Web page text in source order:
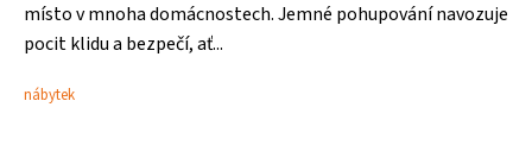
místo v mnoha domácnostech. Jemné pohupování navozuje
pocit klidu a bezpečí, ať...
nábytek